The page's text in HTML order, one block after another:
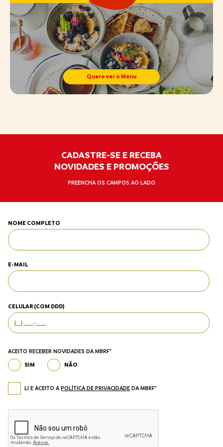
Quero ver o Menu
CADASTRE-SE E RECEBA
NOVIDADES E PROMOÇÕES
PREENCHA OS CAMPOS AO LADO
NOME COMPLETO
E-MAIL
CELULAR (COM DDD)
ACEITO RECEBER NOVIDADES DA MBRF*
SIM NÃO
LI E ACEITO APOLÍTICA DE PRIVACIDADE DA MBRF*